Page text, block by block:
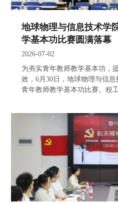
地球物理与信息技术学
学基本功比赛圆满落幕
2026-07-02
为夯实青年教师教学基本功，
效，6月30日，地球物理与信
青年教师教学基本功比赛。校